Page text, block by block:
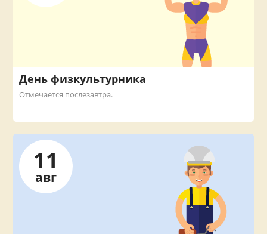
День физкультурника
Отмечается послезавтра.
11
авг